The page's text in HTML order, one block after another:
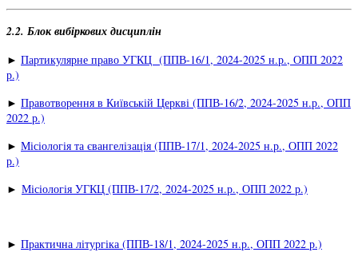
2.2. Блок вибіркових дисциплін
► Партикулярне право УГКЦ (ППВ-16/1, 2024-2025 н.р., ОПП 2022
р.)
► Правотворення в Київській Церкві (ППВ-16/2, 2024-2025 н.р., ОПП
2022 р.)
► Місіологія та євангелізація (ППВ-17/1, 2024-2025 н.р., ОПП 2022
р.)
► Місіологія УГКЦ (ППВ-17/2, 2024-2025 н.р., ОПП 2022 р.)
► Практична літургіка (ППВ-18/1, 2024-2025 н.р., ОПП 2022 р.)